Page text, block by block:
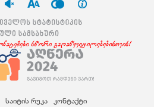
საიტის რუკა კონტაქტი